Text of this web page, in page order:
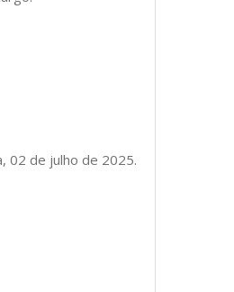
02 de julho de 2025.